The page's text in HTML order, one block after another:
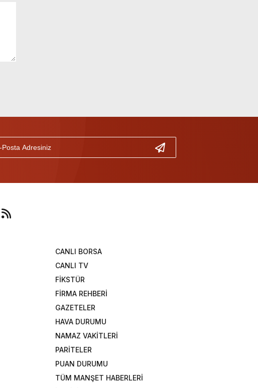
CANLI BORSA
CANLI TV
FİKSTÜR
FİRMA REHBERİ
GAZETELER
HAVA DURUMU
NAMAZ VAKİTLERİ
PARİTELER
PUAN DURUMU
TÜM MANŞET HABERLERİ